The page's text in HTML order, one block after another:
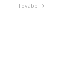
Tovább